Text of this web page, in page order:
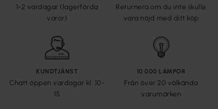
1-2 vardagar (lagerförda
varor)
Returnera om du inte skulle
vara nöjd med ditt köp
KUNDTJÄNST
Chatt öppen vardagar kl. 10-
15
10 000 LAMPOR
Från över 20 välkända
varumärken